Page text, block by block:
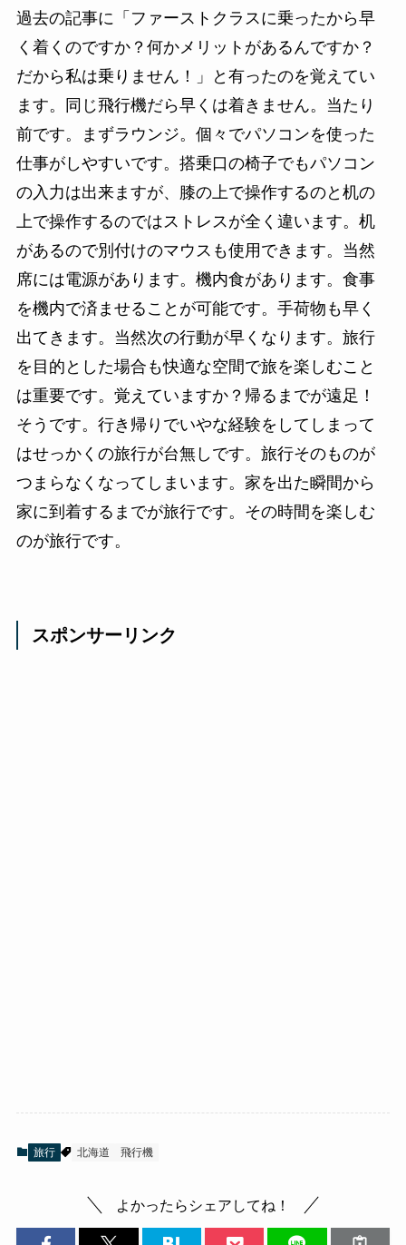
過去の記事に「ファーストクラスに乗ったから早
く着くのですか？何かメリットがあるんですか？
だから私は乗りません！」と有ったのを覚えてい
ます。同じ飛行機だら早くは着きません。当たり
前です。まずラウンジ。個々でパソコンを使った
仕事がしやすいです。搭乗口の椅子でもパソコン
の入力は出来ますが、膝の上で操作するのと机の
上で操作するのではストレスが全く違います。机
があるので別付けのマウスも使用できます。当然
席には電源があります。機内食があります。食事
を機内で済ませることが可能です。手荷物も早く
出てきます。当然次の行動が早くなります。旅行
を目的とした場合も快適な空間で旅を楽しむこと
は重要です。覚えていますか？帰るまでが遠足！
そうです。行き帰りでいやな経験をしてしまって
はせっかくの旅行が台無しです。旅行そのものが
つまらなくなってしまいます。家を出た瞬間から
家に到着するまでが旅行です。その時間を楽しむ
のが旅行です。
スポンサーリンク
旅行 北海道 飛行機
よかったらシェアしてね！